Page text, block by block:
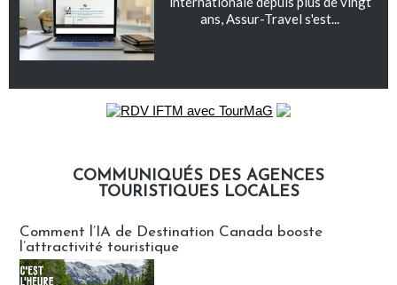
ans, Assur-Travel s'est...
COMMUNIQUÉS DES AGENCES
TOURISTIQUES LOCALES
Comment l’IA de Destination Canada booste
l’attractivité touristique